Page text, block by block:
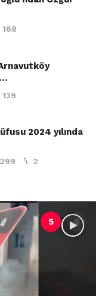
168
139
2024 yılında
299 2